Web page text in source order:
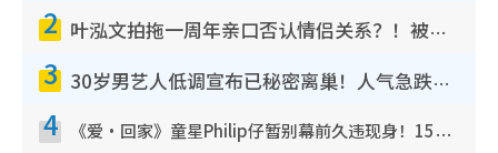
2 叶泓文拍拖一周年亲口否认情侣关系？！被质疑感情造假竟称GM“普通同事”
3 30岁男艺人低调宣布已秘密离巢！人气急跌变失踪人口：“这几年过得并不容易”
4 《爱·回家》童星Philip仔暂别幕前久违现身！15岁近况暴风成长长高变帅气少年